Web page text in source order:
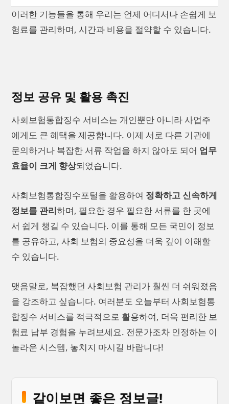
이러한 기능들을 통해 우리는 언제 어디서나 손쉽게 보
험료를 관리하며, 시간과 비용을 절약할 수 있습니다.
정보 공유 및 활용 촉진
사회보험통합징수 서비스는 개인뿐만 아니라 사업주
에게도 큰 혜택을 제공합니다. 이제 서로 다른 기관에
문의하거나 복잡한 서류 작업을 하지 않아도 되어 업무
효율이 크게 향상되었습니다.
사회보험통합징수포털을 활용하여 정확하고 신속하게
정보를 관리하며, 필요한 경우 필요한 서류를 한 곳에
서 쉽게 챙길 수 있습니다. 이를 통해 모든 국민이 정보
를 공유하고, 사회 보험의 중요성을 더욱 깊이 이해할
수 있습니다.
맺음말로, 복잡했던 사회보험 관리가 훨씬 더 쉬워졌음
을 강조하고 싶습니다. 여러분도 오늘부터 사회보험통
합징수 서비스를 적극적으로 활용하여, 더욱 편리한 보
험료 납부 경험을 누려보세요. 전문가조차 인정하는 이
놀라운 시스템, 놓치지 마시길 바랍니다!
같이보면 좋은 정보글!